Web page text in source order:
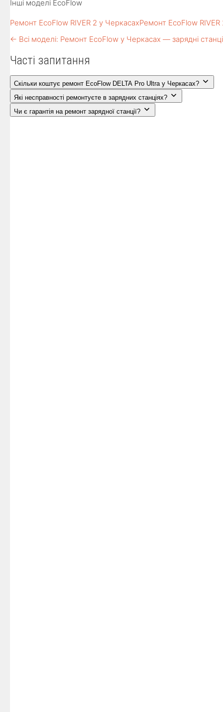
Інші моделі EcoFlow
Ремонт EcoFlow RIVER 2 у ЧеркасахРемонт EcoFlow
← Всі моделі: Ремонт EcoFlow у Черкасах — зарядні
Часті запитання
Скільки коштує ремонт EcoFlow DELTA Pro Ultra у Черкасах?
Які несправності ремонтуєте в зарядних станціях?
Чи є гарантія на ремонт зарядної станції?